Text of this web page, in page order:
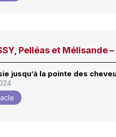
Pelléas et Mélisande
jusqu’à la pointe des